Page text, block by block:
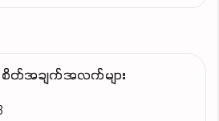
တ်အချက်အလက်များ